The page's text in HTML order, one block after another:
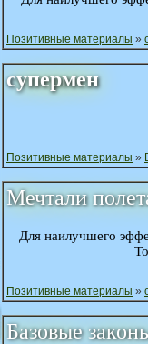
Позитивные материалы »
супермен
Позитивные материалы »
Мечтали
Для наилучшего
Позитивные материалы »
Базовые